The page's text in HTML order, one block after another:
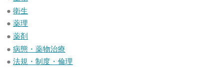
●衛生
●薬理
●薬剤
●病態・薬物治療
●法規・制度・倫理